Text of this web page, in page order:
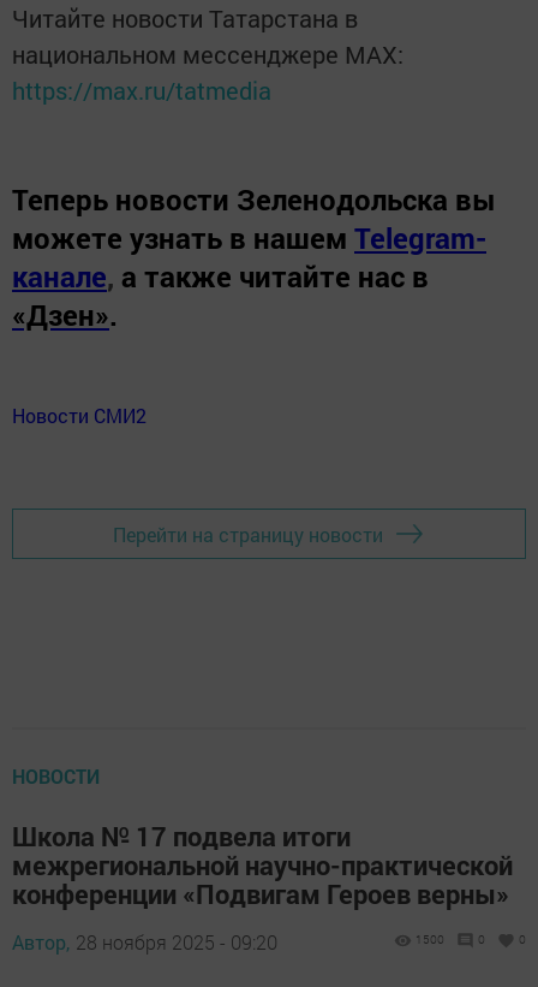
Читайте новости Татарстана в
национальном мессенджере MАХ:
https://max.ru/tatmedia
Теперь новости Зеленодольска вы
можете узнать в нашем Telegram-
канале, а также читайте нас в
«Дзен».
Новости СМИ2
Перейти на страницу новости
НОВОСТИ
Школа № 17 подвела итоги
межрегиональной научно-практической
конференции «Подвигам Героев верны»
Автор, 28 ноября 2025 - 09:20 1500 0 0